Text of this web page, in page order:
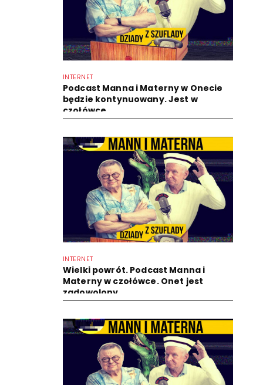
INTERNET
Podcast Manna i Materny w Onecie
będzie kontynuowany. Jest w
czołówce
INTERNET
Wielki powrót. Podcast Manna i
Materny w czołówce. Onet jest
zadowolony